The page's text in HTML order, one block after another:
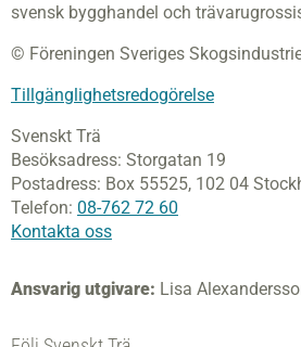
svensk bygghandel och
© Föreningen Sveriges
Tillgänglighetsredogörelse
Svenskt Trä
Besöksadress: Storgatan 19
Postadress: Box 55525, 102 04
Telefon: 08-762 72 60
Kontakta oss
Ansvarig utgivare: Lisa